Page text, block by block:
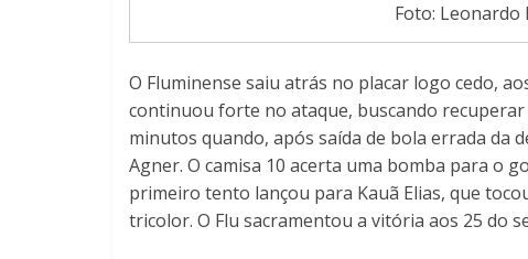
Foto: Leonardo
O Fluminense saiu atrás no placar logo cedo,
continuou forte no ataque, buscando
minutos quando, após saída de bola errada da
Agner. O camisa 10 acerta uma bomba para o
primeiro tento lançou para Kauã Elias, que
tricolor. O Flu sacramentou a vitória aos 25 do